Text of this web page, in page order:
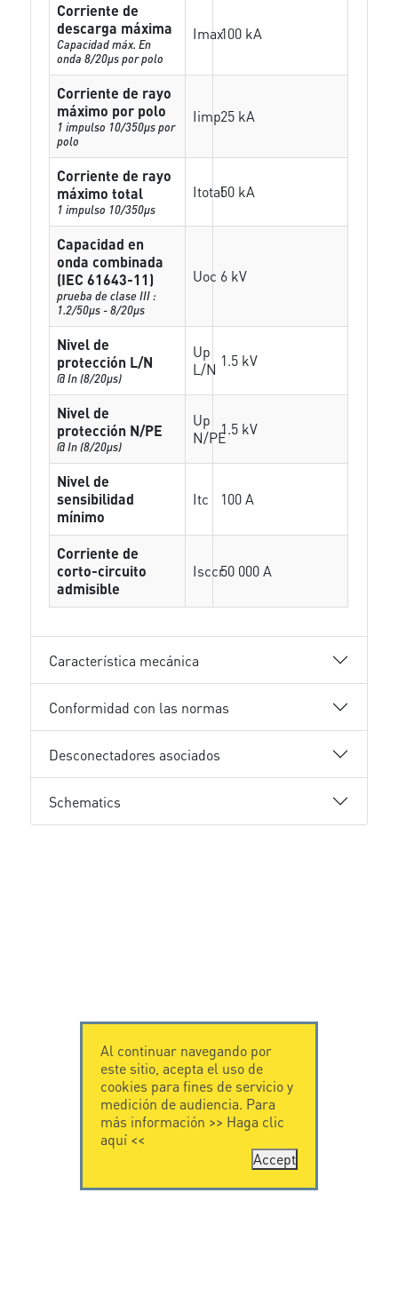
Corriente de
descarga máxima
Capacidad máx. En
onda 8/20µs por polo
Imax100 kA
Corriente de rayo
máximo por polo
1 impulso 10/350µs por
polo
Iimp25 kA
Corriente de rayo
máximo total
1 impulso 10/350µs
Itotal50 kA
Capacidad en
onda combinada
(IEC 61643-11)
prueba de clase III :
1.2/50µs - 8/20µs
Uoc 6 kV
Nivel de
protección L/N
@ In (8/20µs)
Up
L/N 1.5 kV
Nivel de
protección N/PE
@ In (8/20µs)
Up
N/PE1.5 kV
Nivel de
sensibilidad
mínimo
Itc 100 A
Corriente de
corto-circuito
admisible
Isccr50 000 A
Característica mecánica
Conformidad con las normas
Desconectadores asociados
Schematics
Al continuar navegando por
este sitio, acepta el uso de
cookies para fines de servicio y
medición de audiencia. Para
más información >> Haga clic
aquí<<
Accept